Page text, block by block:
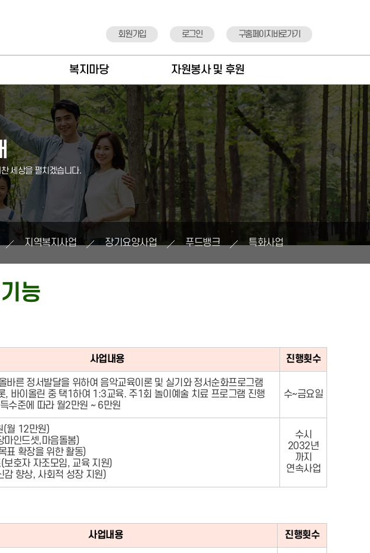
회원가입 로그인 구홈페이지바로가기
복지마당
공지사항
언론보도
복지자료실
주요일정
식당메뉴
버스시간표
자원봉사 및 후원
자원봉사안내
자원봉사신청
후원안내
후원기관 소개
후원신청
세상을 펼치겠습니다.
지역복지사업 장기요양사업 푸드뱅크 특화사업
능
사업내용 진행횟수
바른 정서발달을 위하여 음악교육이론 및 실기와 정서순화프로그램
, 바이올린 중 택1하여 1:3교육. 주1회 놀이예술 치료 프로그램 진행
수준에 따라 월2만원 ~ 6만원
수~금요일
(월 12만원)
마인드셋,마음돌봄)
표 확장을 위한 활동)
보호자 자조모임, 교육 지원)
감 향상, 사회적 성장 지원)
수시
2032년
까지
연속사업
사업내용 진행횟수